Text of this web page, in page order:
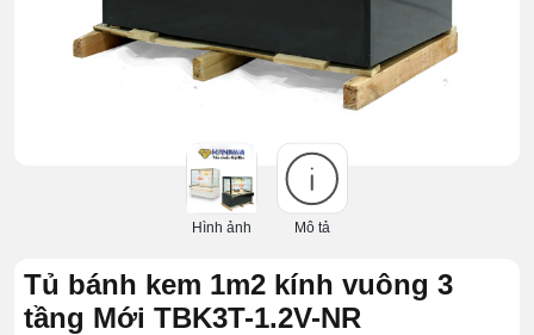
Hình ảnh Mô tả
Tủ bánh kem 1m2 kính vuông 3
tầng Mới TBK3T-1.2V-NR